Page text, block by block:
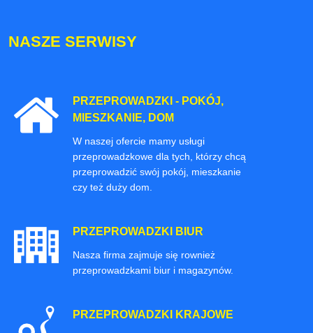
NASZE SERWISY
PRZEPROWADZKI - POKÓJ,
MIESZKANIE, DOM
W naszej ofercie mamy usługi
przeprowadzkowe dla tych, którzy chcą
przeprowadzić swój pokój, mieszkanie
czy też duży dom.
PRZEPROWADZKI BIUR
Nasza firma zajmuje się rownież
przeprowadzkami biur i magazynów.
PRZEPROWADZKI KRAJOWE